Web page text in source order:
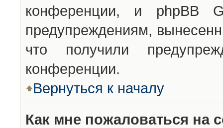
конференции, и phpBB
предупреждениям,
что получили
конференции.
Вернуться к началу
Как мне пожаловаться на